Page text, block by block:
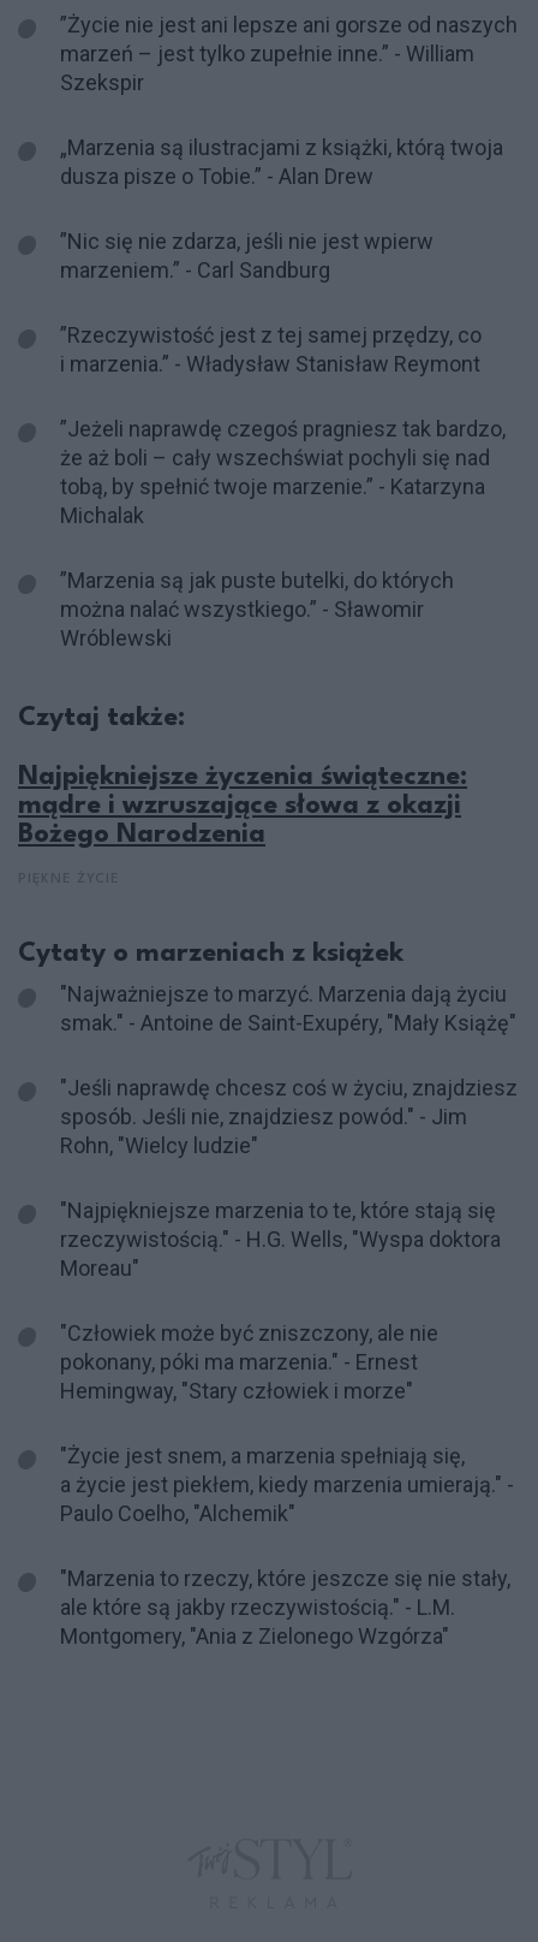
”Życie nie jest ani lepsze ani gorsze od naszych
marzeń – jest tylko zupełnie inne.” - William
Szekspir
„Marzenia są ilustracjami z książki, którą twoja
dusza pisze o Tobie.” - Alan Drew
”Nic się nie zdarza, jeśli nie jest wpierw
marzeniem.” - Carl Sandburg
”Rzeczywistość jest z tej samej przędzy, co
i marzenia.” - Władysław Stanisław Reymont
”Jeżeli naprawdę czegoś pragniesz tak bardzo,
że aż boli – cały wszechświat pochyli się nad
tobą, by spełnić twoje marzenie.” - Katarzyna
Michalak
”Marzenia są jak puste butelki, do których
można nalać wszystkiego.” - Sławomir
Wróblewski
Czytaj także:
Najpiękniejsze życzenia świąteczne:
mądre i wzruszające słowa z okazji
Bożego Narodzenia
Cytaty o marzeniach z książek
"Najważniejsze to marzyć. Marzenia dają życiu
smak." - Antoine de Saint-Exupéry, "Mały Książę"
"Jeśli naprawdę chcesz coś w życiu, znajdziesz
sposób. Jeśli nie, znajdziesz powód." - Jim
Rohn, "Wielcy ludzie"
"Najpiękniejsze marzenia to te, które stają się
rzeczywistością." - H.G. Wells, "Wyspa doktora
Moreau"
"Człowiek może być zniszczony, ale nie
pokonany, póki ma marzenia." - Ernest
Hemingway, "Stary człowiek i morze"
"Życie jest snem, a marzenia spełniają się,
a życie jest piekłem, kiedy marzenia umierają." -
Paulo Coelho, "Alchemik"
"Marzenia to rzeczy, które jeszcze się nie stały,
ale które są jakby rzeczywistością." - L.M.
Montgomery, "Ania z Zielonego Wzgórza"